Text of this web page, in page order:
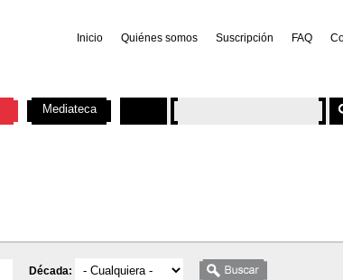
Inicio Quiénes somos Suscripción FAQ
Década:
Mediateca